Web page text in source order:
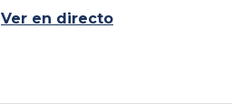
Ver en directo